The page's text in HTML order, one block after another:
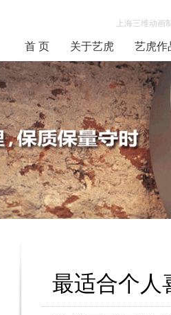
上海三维动
首 页 关于艺虎 艺虎作
最适合个人